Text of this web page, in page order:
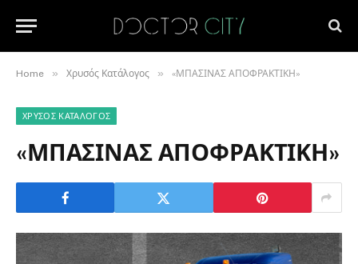
Home » Χρυσός Κατάλογος » «ΜΠΑΣΙΝΑΣ ΑΠΟΦΡΑΚΤΙΚΗ»
ΧΡΥΣΌΣ ΚΑΤΆΛΟΓΟΣ
«ΜΠΑΣΙΝΑΣ ΑΠΟΦΡΑΚΤΙΚΗ»